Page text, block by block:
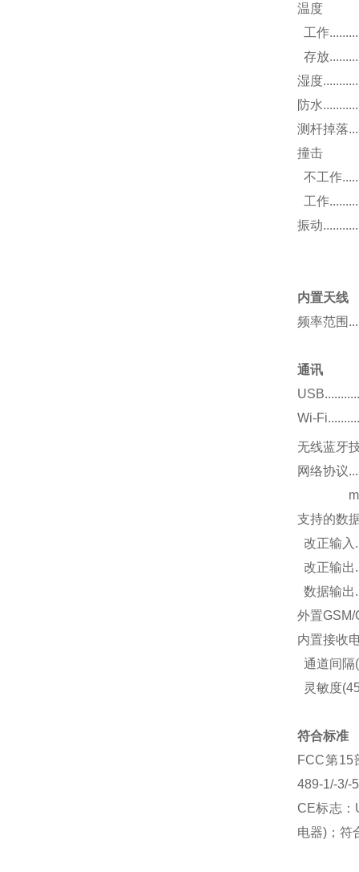
温度
工作
存放
湿度
防水
测杆掉落
撞击
不工作
工作.........
振动
内置天线
频率范围
通讯
Wi-
无线蓝牙
网络协议
支持的数
改正输入
改正输出
数据输出
外置GSM/
内置接收
通道间隔
灵敏度
符合标准
FCC第15
489-1/-3/-
CE标志：
电器)；符